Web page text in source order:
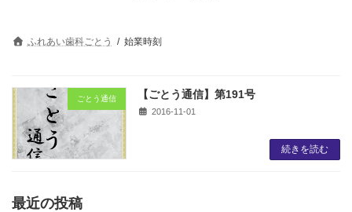
ふれあい歯科ごとう 始業時刻
ごとう通信 【ごとう通信】第191号
2016-11-01
続きを読む
最近の投稿